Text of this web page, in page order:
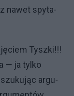
na­wet spy­ta­
Tysz­ki!!!
— ja tyl­ko
ar­gu­